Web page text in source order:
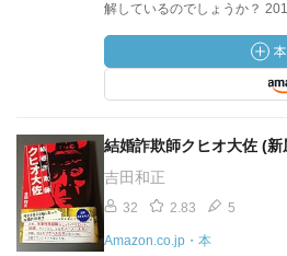
解しているのでしょうか？
結婚詐欺師クヒオ大佐 (新
吉田和正
32 2.83 5
Amazon.co.jp・本